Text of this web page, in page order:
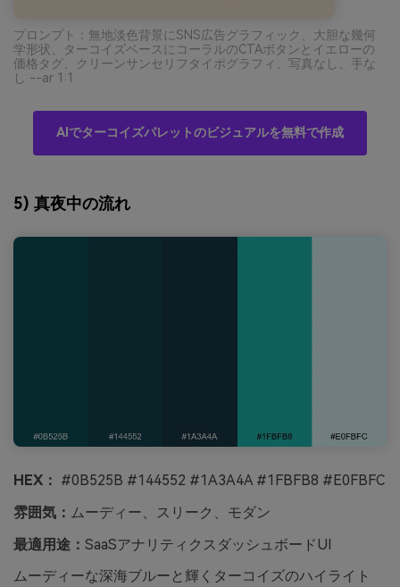
プロンプト：無地淡色背景にSNS広告グラフィック、大胆な幾何
学形状、ターコイズベースにコーラルのCTAボタンとイエローの
価格タグ、クリーンサンセリフタイポグラフィ、写真なし、手な
し --ar 1:1
AIでターコイズパレットのビジュアルを無料で作成
5) 真夜中の流れ
HEX： #0B525B #144552 #1A3A4A #1FBFB8 #E0FBFC
雰囲気： ムーディー、スリーク、モダン
最適用途： SaaSアナリティクスダッシュボードUI
ムーディーな深海ブルーと輝くターコイズのハイライト